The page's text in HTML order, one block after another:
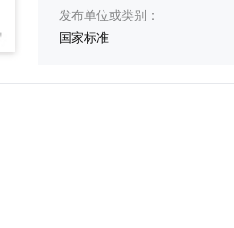
发布单位或类别：
国家标准